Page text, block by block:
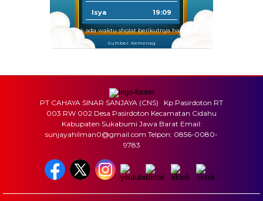
Isya 19:09
Tidak ada waktu sholat berikutnya hari ini.
Sumber: Kemenag
PT CAHAYA SINAR SANJAYA (CNS) Kp Pasirdoton RT
003 RW 002 Desa Pasirdoton Kecamatan Cidahu
Kabupaten Sukabumi Jawa Barat Email:
sunjayahilman0@gmail.com Telpon: 0856-0080-
9783